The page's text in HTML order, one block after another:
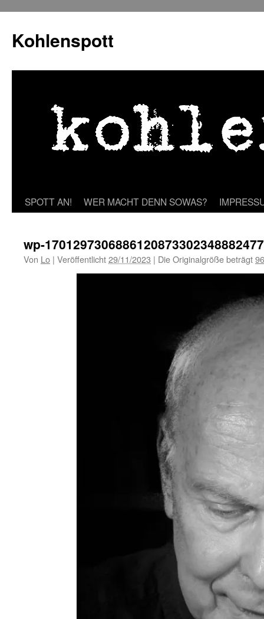
springen
Kohlenspott
SPOTT AN! WER MACHT DENN SOWAS?
wp-
Von Lo | Veröffentlicht29/11/2023 | Die Originalgröße beträgt